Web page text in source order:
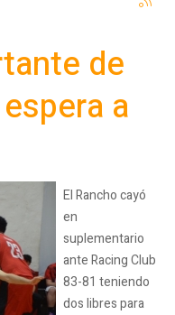
de
a
El Rancho cayó
en
suplementario
ante Racing Club
83-81 teniendo
dos libres para